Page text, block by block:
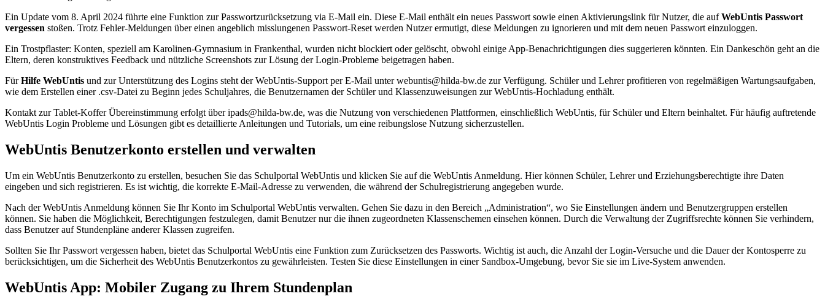
Ein Update vom 8. April 2024 führte eine Funktion zur Passwortzurücksetzung via E-Mail ein. Diese E-Mail enthält ein neues Passwort sowie einen Aktivierungslink für Nutzer, die aufWebUntis Passwort
vergessen stoßen. Trotz Fehler-Meldungen über einen angeblich misslungenen Passwort-Reset werden Nutzer ermutigt, diese Meldungen zu ignorieren und mit dem neuen Passwort einzuloggen.
Ein Trostpflaster: Konten, speziell am Karolinen-Gymnasium in Frankenthal, wurden nicht blockiert oder gelöscht, obwohl einige App-Benachrichtigungen dies suggerieren könnten. Ein Dankeschön geht an die
Eltern, deren konstruktives Feedback und nützliche Screenshots zur Lösung der Login-Probleme beigetragen haben.
FürHilfe WebUntis und zur Unterstützung des Logins steht der WebUntis-Support per E-Mail unter webuntis@hilda-bw.de zur Verfügung. Schüler und Lehrer profitieren von regelmäßigen Wartungsaufgaben,
wie dem Erstellen einer .csv-Datei zu Beginn jedes Schuljahres, die Benutzernamen der Schüler und Klassenzuweisungen zur WebUntis-Hochladung enthält.
Kontakt zur Tablet-Koffer Übereinstimmung erfolgt über ipads@hilda-bw.de, was die Nutzung von verschiedenen Plattformen, einschließlich WebUntis, für Schüler und Eltern beinhaltet. Für häufig auftretende
WebUntis Login Probleme und Lösungen gibt es detaillierte Anleitungen und Tutorials, um eine reibungslose Nutzung sicherzustellen.
WebUntis Benutzerkonto erstellen und verwalten
Um ein WebUntis Benutzerkonto zu erstellen, besuchen Sie das Schulportal WebUntis und klicken Sie auf die WebUntis Anmeldung. Hier können Schüler, Lehrer und Erziehungsberechtigte ihre Daten
eingeben und sich registrieren. Es ist wichtig, die korrekte E-Mail-Adresse zu verwenden, die während der Schulregistrierung angegeben wurde.
Nach der WebUntis Anmeldung können Sie Ihr Konto im Schulportal WebUntis verwalten. Gehen Sie dazu in den Bereich „Administration“, wo Sie Einstellungen ändern und Benutzergruppen erstellen
können. Sie haben die Möglichkeit, Berechtigungen festzulegen, damit Benutzer nur die ihnen zugeordneten Klassenschemen einsehen können. Durch die Verwaltung der Zugriffsrechte können Sie verhindern,
dass Benutzer auf Stundenpläne anderer Klassen zugreifen.
Sollten Sie Ihr Passwort vergessen haben, bietet das Schulportal WebUntis eine Funktion zum Zurücksetzen des Passworts. Wichtig ist auch, die Anzahl der Login-Versuche und die Dauer der Kontosperre zu
berücksichtigen, um die Sicherheit des WebUntis Benutzerkontos zu gewährleisten. Testen Sie diese Einstellungen in einer Sandbox-Umgebung, bevor Sie sie im Live-System anwenden.
WebUntis App: Mobiler Zugang zu Ihrem Stundenplan